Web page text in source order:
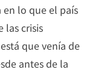
en lo que el país
las crisis
que venía de
antes de la